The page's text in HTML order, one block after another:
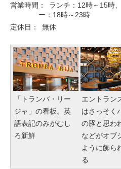
営業時間：
ランチ：12時～15時
ー：18時～23時
定休日：
無休
「トランバ・リー
ジャ」の看板。英
語表記のみがむし
ろ新鮮
エントラン
はさっそく
の豚と思わ
などがオブ
ように飾ら
る